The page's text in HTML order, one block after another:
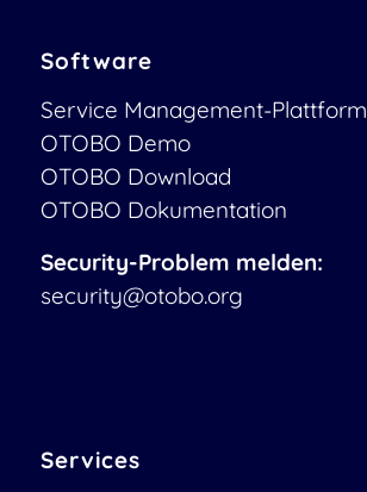
Software
Service Management-Plattform
OTOBO Demo
OTOBO Download
OTOBO Dokumentation
Security-Problem melden:
security@otobo.org
Services